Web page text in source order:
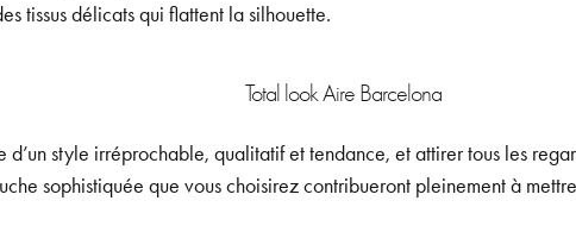
tissus délicats qui flattent la silhouette.
Total look Aire Barcelona
d’un style irréprochable, qualitatif et tendance, et attirer tous les
sophistiquée que vous choisirez contribueront pleinement à